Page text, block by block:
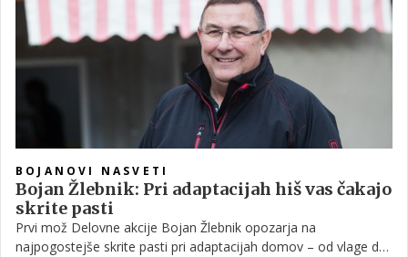
BOJANOVI NASVETI
Bojan Žlebnik: Pri adaptacijah hiš vas čakajo
skrite pasti
Prvi mož Delovne akcije Bojan Žlebnik opozarja na
najpogostejše skrite pasti pri adaptacijah domov – od vlage do